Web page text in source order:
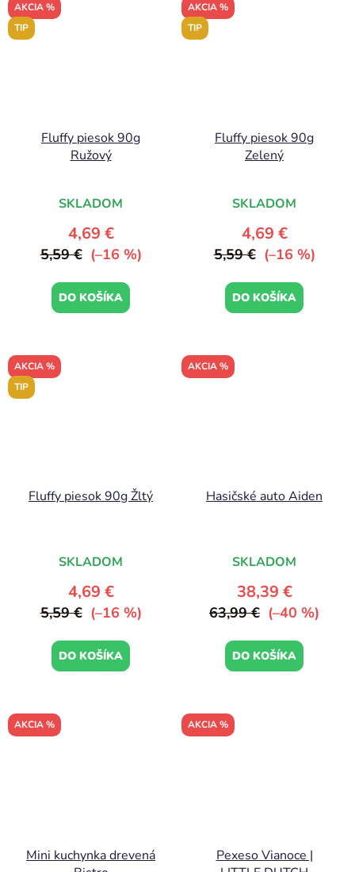
AKCIA %
TIP
Fluffy piesok 90g
Ružový
SKLADOM
4,69 €
5,59 € (–16 %)
DO KOŠÍKA
AKCIA %
TIP
Fluffy piesok 90g
Zelený
SKLADOM
4,69 €
5,59 € (–16 %)
DO KOŠÍKA
AKCIA %
TIP
Fluffy piesok 90g Žltý
SKLADOM
4,69 €
5,59 € (–16 %)
DO KOŠÍKA
AKCIA %
Hasičské auto Aiden
SKLADOM
38,39 €
63,99 € (–40 %)
DO KOŠÍKA
AKCIA %
Mini kuchynka drevená
AKCIA %
Pexeso Vianoce |